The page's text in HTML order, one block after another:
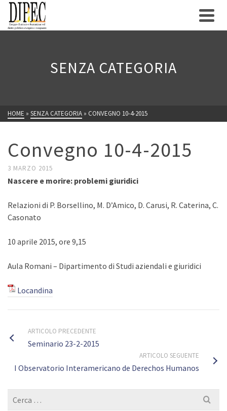
SENZA CATEGORIA
HOME » SENZA CATEGORIA » CONVEGNO 10-4-2015
Convegno 10-4-2015
3 MARZO 2015
Nascere e morire: problemi giuridici
Relazioni di P. Borsellino, M. D’Amico, D. Carusi, R. Caterina, C.
Casonato
10 aprile 2015, ore 9,15
Aula Romani – Dipartimento di Studi aziendali e giuridici
Locandina
ARTICOLO PRECEDENTE
Seminario 23-2-2015
ARTICOLO SEGUENTE
I Observatorio Interamericano de Derechos Humanos
Cerca